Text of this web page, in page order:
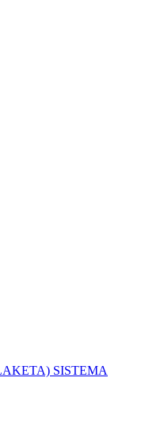
SISTEMA